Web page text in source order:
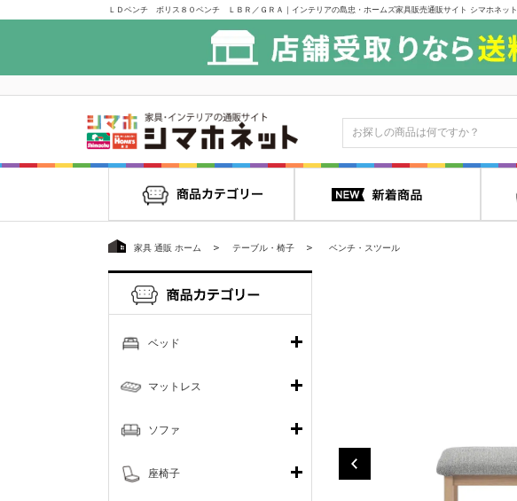
ＬＤベンチ ボリス８０ベンチ ＬＢＲ／ＧＲＡ｜インテリアの島忠・ホームズ家具販売通販サイト シマホネット
家具 通販 ホーム テーブル・椅子 ベンチ・スツール
ベッド
マットレス
ソファ
座椅子